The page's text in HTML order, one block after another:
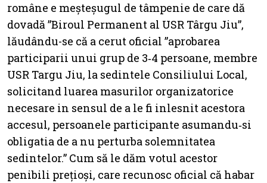
române e meșteșugul de tâmpenie de care dă
dovadă ”Biroul Permanent al USR Târgu Jiu”,
lăudându-se că a cerut oficial ”aprobarea
participarii unui grup de 3‐4 persoane, membre
USR Targu Jiu, la sedintele Consiliului Local,
solicitand luarea masurilor organizatorice
necesare in sensul de a le fi inlesnit acestora
accesul, persoanele participante asumandu‐si
obligatia de a nu perturba solemnitatea
sedintelor.” Cum să le dăm votul acestor
penibili prețioși, care recunosc oficial că habar